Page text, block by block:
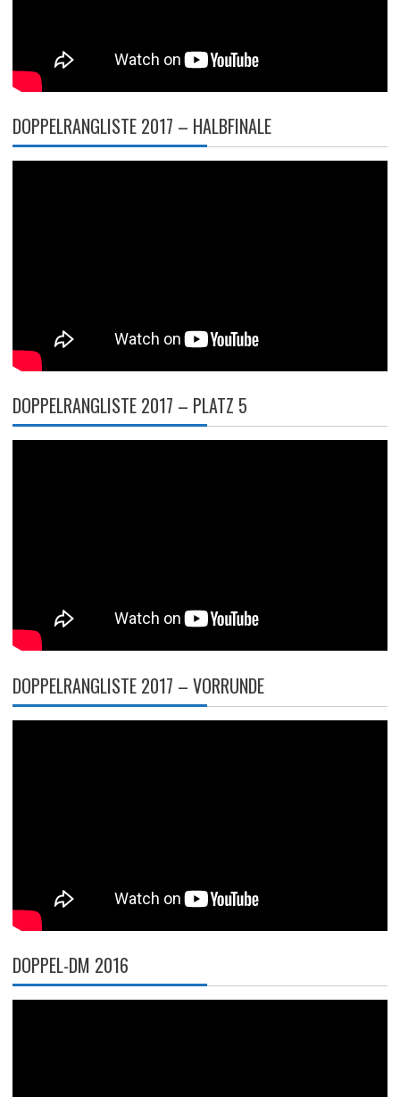
DOPPELRANGLISTE 2017 – HALBFINALE
DOPPELRANGLISTE 2017 – PLATZ 5
DOPPELRANGLISTE 2017 – VORRUNDE
DOPPEL-DM 2016